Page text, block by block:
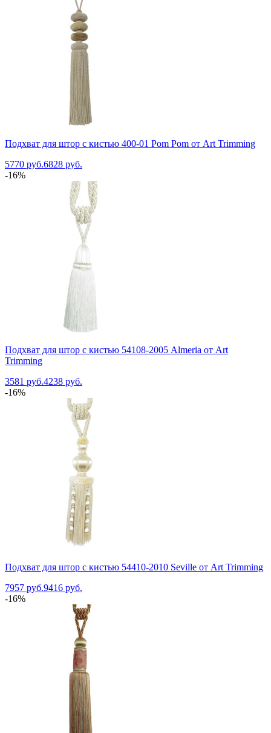
Подхват для штор с кистью 400-01 Pom Pom от Art Trimming
5770 руб.6828 руб.
-16%
Подхват для штор с кистью 54108-2005 Almeria от Art
Trimming
3581 руб.4238 руб.
-16%
Подхват для штор с кистью 54410-2010 Seville от Art Trimming
7957 руб.9416 руб.
-16%